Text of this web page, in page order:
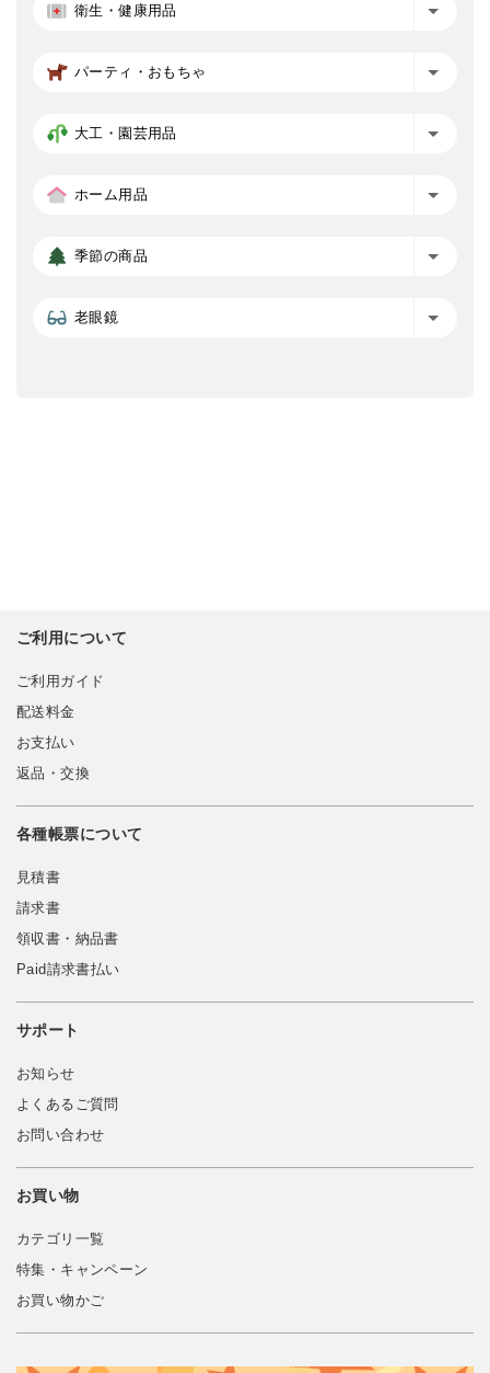
衛生・健康用品
パーティ・おもちゃ
大工・園芸用品
ホーム用品
季節の商品
老眼鏡
ご利用について
ご利用ガイド
配送料金
お支払い
返品・交換
各種帳票について
見積書
請求書
領収書・納品書
Paid請求書払い
サポート
お知らせ
よくあるご質問
お問い合わせ
お買い物
カテゴリ一覧
特集・キャンペーン
お買い物かご